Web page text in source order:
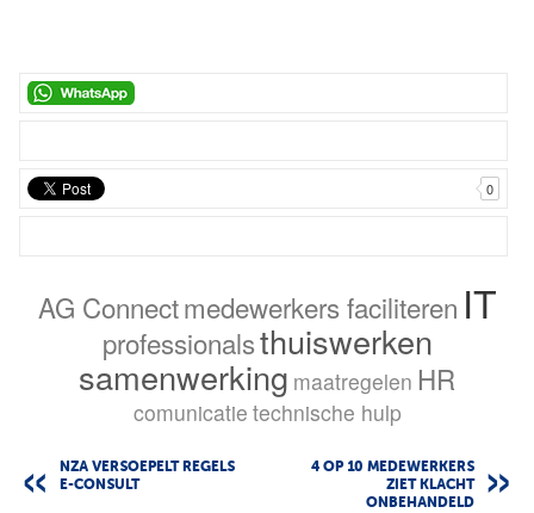
0
AG Connectmedewerkers faciliteren IT
professionalsthuiswerken
samenwerking maatregelen HR
comunicatie technische hulp
NZA VERSOEPELT REGELS
E-CONSULT
4 OP 10 MEDEWERKERS
ZIET KLACHT
ONBEHANDELD